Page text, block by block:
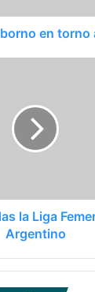
en torno
la Liga
Argentino